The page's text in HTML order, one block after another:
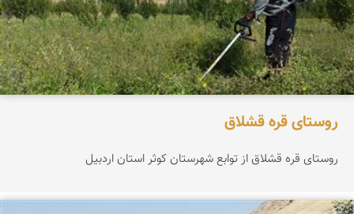
روستای قره قشلاق
روستای قره قشلاق از توابع شهرستان کوثر استان اردبیل